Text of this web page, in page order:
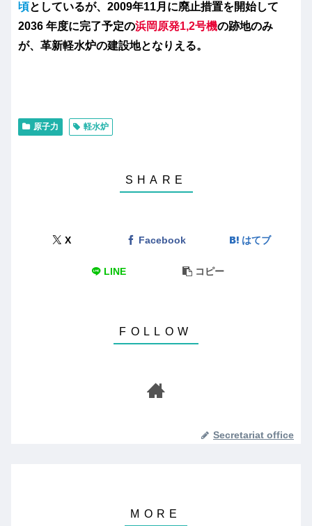
頃としているが、2009年11月に廃止措置を開始して
2036 年度に完了予定の浜岡原発1,2号機の跡地のみ
が、革新軽水炉の建設地となりえる。
原子力 軽水炉
X Facebook はてブ
LINE コピー
Secretariat office